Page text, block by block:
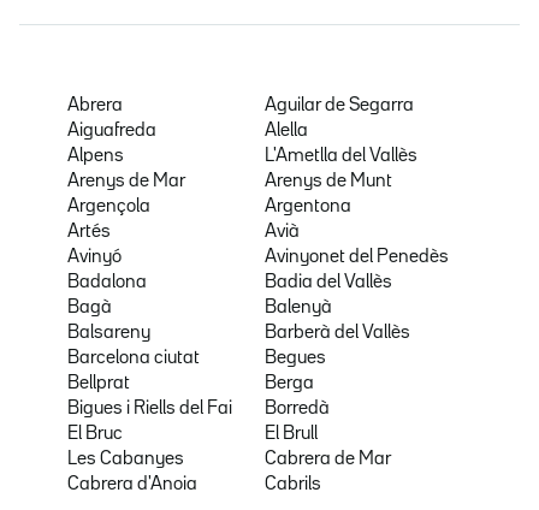
Abrera
Aguilar de Segarra
Aiguafreda
Alella
Alpens
L'Ametlla del Vallès
Arenys de Mar
Arenys de Munt
Argençola
Argentona
Artés
Avià
Avinyó
Avinyonet del Penedès
Badalona
Badia del Vallès
Bagà
Balenyà
Balsareny
Barberà del Vallès
Barcelona ciutat
Begues
Bellprat
Berga
Bigues i Riells del Fai
Borredà
El Bruc
El Brull
Les Cabanyes
Cabrera de Mar
Cabrera d'Anoia
Cabrils